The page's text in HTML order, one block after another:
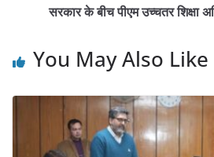
सरकार के बीच पीएम उच्चतर
You May Also Like